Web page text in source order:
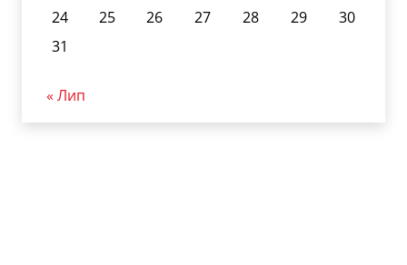
24
25 26 27 28 29
30
31
« Лип